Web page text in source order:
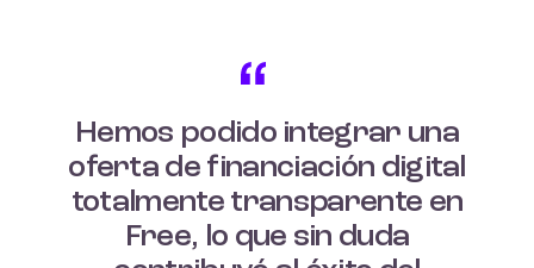
Hemos podido integrar una
oferta de financiación digital
totalmente transparente en
Free, lo que sin duda